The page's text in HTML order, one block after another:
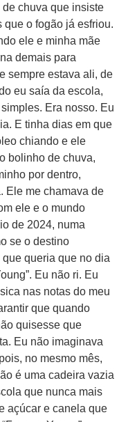
de chuva que insiste
o fogão já esfriou.
ele e minha mãe
demais para
sempre estava ali, de
eu saía da escola,
Era nosso. Eu
E tinha dias em que
chiando e ele
bolinho de chuva,
por dentro,
Ele me chamava de
ele e o mundo
de 2024, numa
se o destino
queria que no dia
Eu não ri. Eu
nas notas do meu
que quando
quisesse que
Eu não imaginava
no mesmo mês,
é uma cadeira vazia
que nunca mais
açúcar e canela que